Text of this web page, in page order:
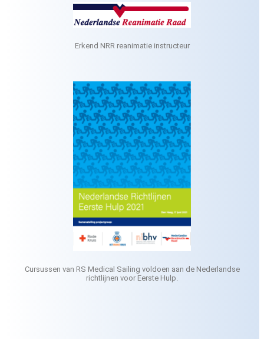
Erkend NRR reanimatie instructeur
Cursussen van RS Medical Sailing voldoen aan de Nederlandse
richtlijnen voor Eerste Hulp.